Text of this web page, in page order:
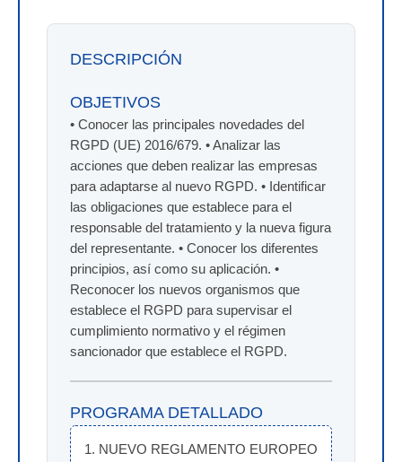
DESCRIPCIÓN
OBJETIVOS
• Conocer las principales novedades del
RGPD (UE) 2016/679. • Analizar las
acciones que deben realizar las empresas
para adaptarse al nuevo RGPD. • Identificar
las obligaciones que establece para el
responsable del tratamiento y la nueva figura
del representante. • Conocer los diferentes
principios, así como su aplicación. •
Reconocer los nuevos organismos que
establece el RGPD para supervisar el
cumplimiento normativo y el régimen
sancionador que establece el RGPD.
PROGRAMA DETALLADO
1. NUEVO REGLAMENTO EUROPEO